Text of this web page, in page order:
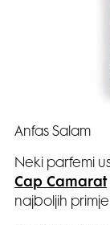
Anfas Salam
Neki parfemi
Cap Camarat
najboljih